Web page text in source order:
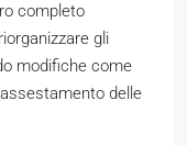
completo
gli
modifiche come
delle